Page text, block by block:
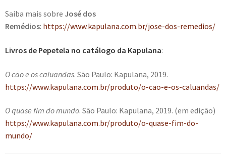
Saiba mais sobre José dos
Remédios: https://www.kapulana.com.br/jose-dos-remedios/
Livros de Pepetela no catálogo da Kapulana:
O cão e os caluandas. São Paulo: Kapulana, 2019.
https://www.kapulana.com.br/produto/o-cao-e-os-caluandas/
O quase fim do mundo. São Paulo: Kapulana, 2019. (em edição)
https://www.kapulana.com.br/produto/o-quase-fim-do-
mundo/